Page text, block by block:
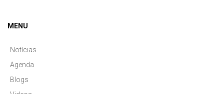
MENU
Notícias
Agenda
Blogs